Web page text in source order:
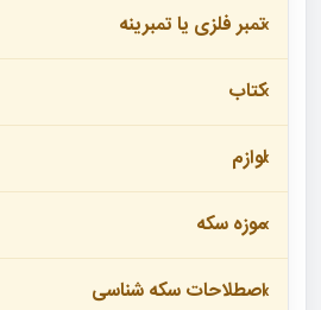
تمبر فلزی یا تمبرینه
کتاب
لوازم
موزه سکه
اصطلاحات سکه شناسی